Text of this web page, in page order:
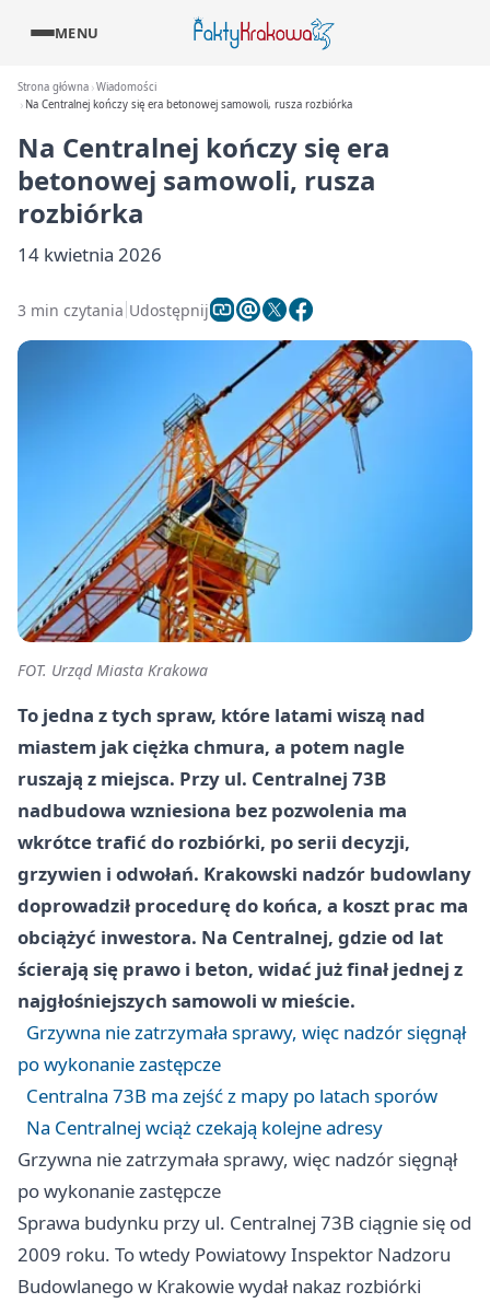
MENU
Strona główna Wiadomości
Na Centralnej kończy się era betonowej samowoli, rusza rozbiórka
Na Centralnej kończy się era
betonowej samowoli, rusza
rozbiórka
14 kwietnia 2026
3 min czytania Udostępnij
FOT. Urząd Miasta Krakowa
To jedna z tych spraw, które latami wiszą nad
miastem jak ciężka chmura, a potem nagle
ruszają z miejsca. Przy ul. Centralnej 73B
nadbudowa wzniesiona bez pozwolenia ma
wkrótce trafić do rozbiórki, po serii decyzji,
grzywien i odwołań. Krakowski nadzór budowlany
doprowadził procedurę do końca, a koszt prac ma
obciążyć inwestora. Na Centralnej, gdzie od lat
ścierają się prawo i beton, widać już finał jednej z
najgłośniejszych samowoli w mieście.
Grzywna nie zatrzymała sprawy, więc nadzór sięgnął
po wykonanie zastępcze
Centralna 73B ma zejść z mapy po latach sporów
Na Centralnej wciąż czekają kolejne adresy
Grzywna nie zatrzymała sprawy, więc nadzór sięgnął
po wykonanie zastępcze
Sprawa budynku przy ul. Centralnej 73B ciągnie się od
2009 roku. To wtedy Powiatowy Inspektor Nadzoru
Budowlanego w Krakowie wydał nakaz rozbiórki